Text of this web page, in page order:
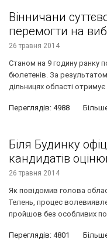
Вінничани
перемогти на
26 травня 2014
Станом на 9 годину ранку
бюлетенів. За
дільницях області отримує
Переглядів: 4988
Біля Будинку
кандидатів
26 травня 2014
Як повідомив голова
Телень, процес
пройшов без особливих
Переглядів: 4801